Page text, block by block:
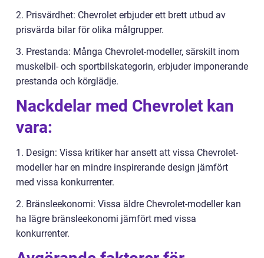
2. Prisvärdhet: Chevrolet erbjuder ett brett utbud av
prisvärda bilar för olika målgrupper.
3. Prestanda: Många Chevrolet-modeller, särskilt inom
muskelbil- och sportbilskategorin, erbjuder imponerande
prestanda och körglädje.
Nackdelar med Chevrolet kan
vara:
1. Design: Vissa kritiker har ansett att vissa Chevrolet-
modeller har en mindre inspirerande design jämfört
med vissa konkurrenter.
2. Bränsleekonomi: Vissa äldre Chevrolet-modeller kan
ha lägre bränsleekonomi jämfört med vissa
konkurrenter.